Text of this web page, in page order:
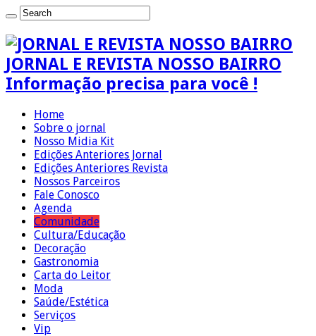
JORNAL E REVISTA NOSSO BAIRRO
Informação precisa para você !
Home
Sobre o jornal
Nosso Midia Kit
Edições Anteriores Jornal
Edições Anteriores Revista
Nossos Parceiros
Fale Conosco
Agenda
Comunidade
Cultura/Educação
Decoração
Gastronomia
Carta do Leitor
Moda
Saúde/Estética
Serviços
Vip